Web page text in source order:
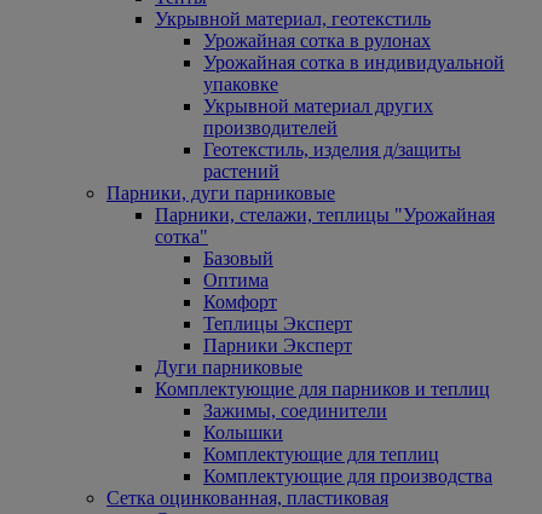
Укрывной материал, геотекстиль
Урожайная сотка в рулонах
Урожайная сотка в индивидуальной
упаковке
Укрывной материал других
производителей
Геотекстиль, изделия д/защиты
растений
Парники, дуги парниковые
Парники, стелажи, теплицы "Урожайная
сотка"
Базовый
Оптима
Комфорт
Теплицы Эксперт
Парники Эксперт
Дуги парниковые
Комплектующие для парников и теплиц
Зажимы, соединители
Колышки
Комплектующие для теплиц
Комплектующие для производства
Сетка оцинкованная, пластиковая